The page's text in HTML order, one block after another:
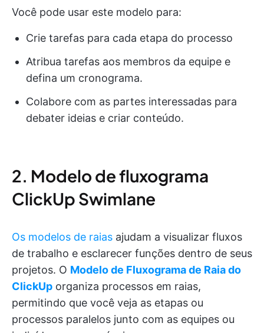
Você pode usar este modelo para:
Crie tarefas para cada etapa do processo
Atribua tarefas aos membros da equipe e
defina um cronograma.
Colabore com as partes interessadas para
debater ideias e criar conteúdo.
2. Modelo de fluxograma
ClickUp Swimlane
Os modelos de raias ajudam a visualizar fluxos
de trabalho e esclarecer funções dentro de seus
projetos. O Modelo de Fluxograma de Raia do
ClickUp organiza processos em raias,
permitindo que você veja as etapas ou
processos paralelos junto com as equipes ou